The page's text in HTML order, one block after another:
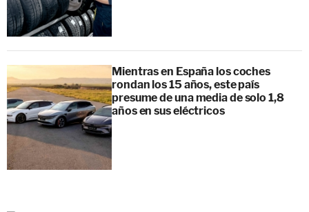
Mientras en España los coches
rondan los 15 años, este país
presume de una media de solo 1,8
años en sus eléctricos